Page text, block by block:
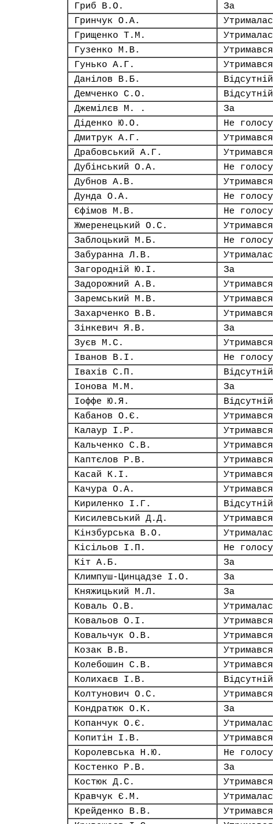
Гриб В.О.
За
Гринчук О.А.
Грищенко Т.М.
Гузенко М.В.
Утримався
Гунько А.Г.
Утримався
Данілов В.Б.
Відсутній
Демченко С.О.
Відсутній
Джемілєв М. .
За
Діденко Ю.О.
Не
Дмитрук А.Г.
Утримався
Драбовський А.Г.
Утримався
Дубінський О.А.
Не
Дубнов А.В.
Утримався
Дунда О.А.
Не
Єфімов М.В.
Не
Жмеренецький О.С.
Утримався
Заблоцький М.Б.
Не
Забуранна Л.В.
Загородній Ю.І.
За
Задорожний А.В.
Утримався
Заремський М.В.
Утримався
Захарченко В.В.
Утримався
Зінкевич Я.В.
За
Зуєв М.С.
Утримався
Іванов В.І.
Не
Івахів С.П.
Відсутній
Іонова М.М.
За
Іоффе Ю.Я.
Відсутній
Кабанов О.Є.
Утримався
Калаур І.Р.
Утримався
Кальченко С.В.
Утримався
Каптєлов Р.В.
Утримався
Касай К.І.
Утримався
Качура О.А.
Утримався
Кириленко І.Г.
Відсутній
Кисилевський Д.Д.
Утримався
Кінзбурська В.О.
Кісільов І.П.
Не
Кіт А.Б.
За
Климпуш-Цинцадзе І.О.
За
Княжицький М.Л.
За
Коваль О.В.
Ковальов О.І.
Утримався
Ковальчук О.В.
Утримався
Козак В.В.
Утримався
Колебошин С.В.
Утримався
Колихаєв І.В.
Відсутній
Колтунович О.С.
Утримався
Кондратюк О.К.
За
Копанчук О.Є.
Копитін І.В.
Утримався
Королевська Н.Ю.
Не
Костенко Р.В.
За
Костюк Д.С.
Утримався
Кравчук Є.М.
Крейденко В.В.
Утримався